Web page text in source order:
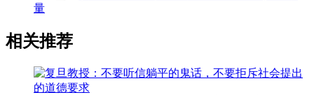
量
相关推荐